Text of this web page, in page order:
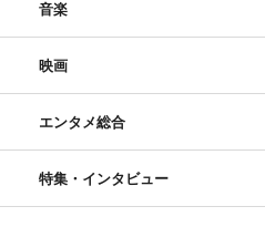
音楽
映画
エンタメ総合
特集・インタビュー